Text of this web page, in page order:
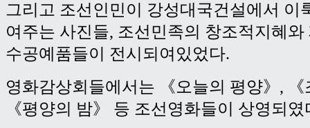
그리고 조선인민이 강성대국건설에서 이
여주는 사진들, 조선민족의 창조적지혜와
수공예품들이 전시되여있었다.
영화감상회들에서는 《오늘의 평양》,
《평양의 밤》 등 조선영화들이 상영되였